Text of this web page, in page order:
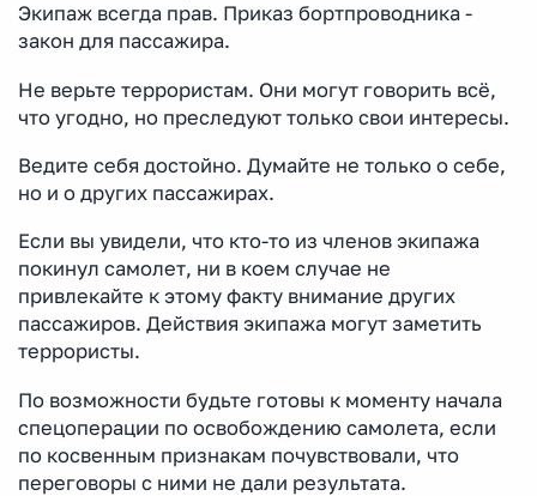
Экипаж всегда прав. Приказ бортпроводника -
закон для пассажира.
Не верьте террористам. Они могут говорить всё,
что угодно, но преследуют только свои интересы.
Ведите себя достойно. Думайте не только о себе,
но и о других пассажирах.
Если вы увидели, что кто-то из членов экипажа
покинул самолет, ни в коем случае не
привлекайте к этому факту внимание других
пассажиров. Действия экипажа могут заметить
террористы.
По возможности будьте готовы к моменту начала
спецоперации по освобождению самолета, если
по косвенным признакам почувствовали, что
переговоры с ними не дали результата.